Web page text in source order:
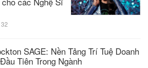
SAGE: Nền Tảng Trí Tuệ Doanh
Tiên Trong Ngành